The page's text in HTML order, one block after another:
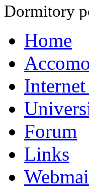
Dormitory
Home
Forum
Links